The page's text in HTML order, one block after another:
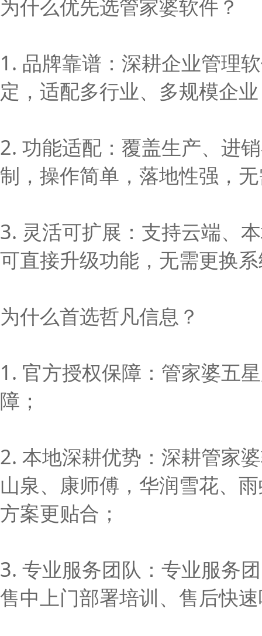
为什么优先选管家婆软件？
1. 品牌靠谱：深耕企业管理
定，适配多行业、多规模企
2. 功能适配：覆盖生产、进
制，操作简单，落地性强，
3. 灵活可扩展：支持云端、
可直接升级功能，无需更换
为什么首选哲凡信息？
1. 官方授权保障：管家婆五
障；
2. 本地深耕优势：深耕管家
山泉、康师傅，华润雪花、
方案更贴合；
3. 专业服务团队：专业服务
售中上门部署培训、售后快